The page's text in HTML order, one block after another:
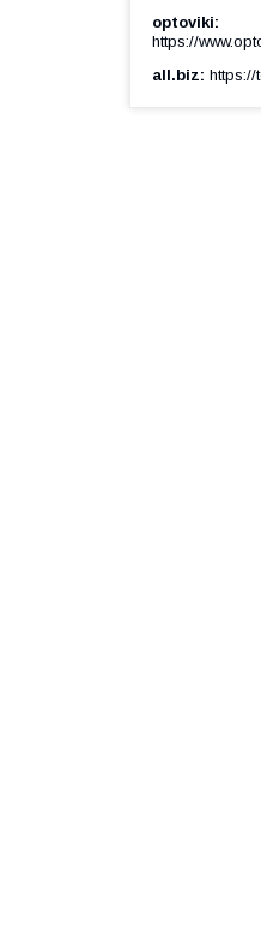
optoviki
https://
all.biz https://